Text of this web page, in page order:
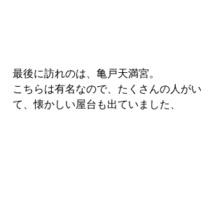
最後に訪れのは、亀戸天満宮。
こちらは有名なので、たくさんの人がい
て、懐かしい屋台も出ていました、